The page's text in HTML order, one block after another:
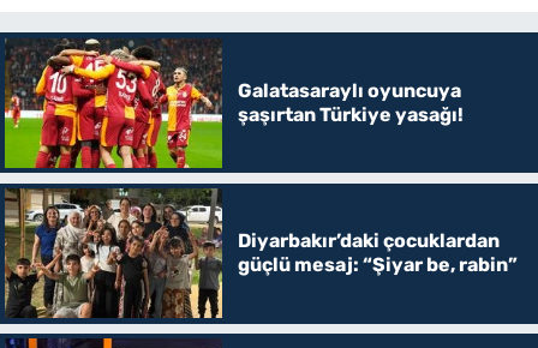
Galatasaraylı oyuncuya
şaşırtan Türkiye yasağı!
Diyarbakır’daki çocuklardan
güçlü mesaj: “Şiyar be, rabin”